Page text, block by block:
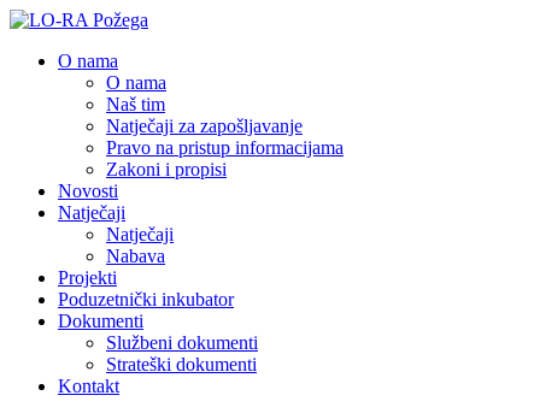
O nama
O nama
Naš tim
Natječaji za zapošljavanje
Pravo na pristup informacijama
Zakoni i propisi
Novosti
Natječaji
Natječaji
Nabava
Projekti
Poduzetnički inkubator
Dokumenti
Službeni dokumenti
Strateški dokumenti
Kontakt